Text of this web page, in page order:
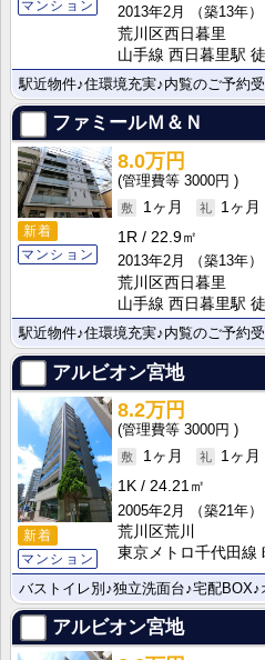
マンション
2013年2月
（築13年）
荒川区西日暮里
山手線 西日暮里駅
駅近物件♪住環境充実♪内覧のご予約
ファミールＭ＆Ｎ
新着
マンション
8.0万円
3000円
1ヶ月
1ヶ月
1R
22.9㎡
2013年2月
（築13年）
荒川区西日暮里
山手線 西日暮里駅
駅近物件♪住環境充実♪内覧のご予約
アルビオン宮地
新着
マンション
8.2万円
3000円
1ヶ月
1ヶ月
1K
24.21㎡
2005年2月
（築21年）
荒川区荒川
東京メトロ千代田線
バストイレ別♪独立洗面台♪宅配BOX♪
アルビオン宮地